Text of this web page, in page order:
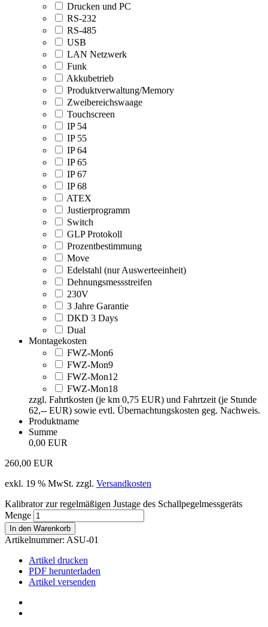
Drucken und PC
RS-232
RS-485
USB
LAN Netzwerk
Funk
Akkubetrieb
Produktverwaltung/Memory
Zweibereichswaage
Touchscreen
IP 54
IP 55
IP 64
IP 65
IP 67
IP 68
ATEX
Justierprogramm
Switch
GLP Protokoll
Prozentbestimmung
Move
Edelstahl (nur Auswerteeinheit)
Dehnungsmessstreifen
230V
3 Jahre Garantie
DKD 3 Days
Dual
Montagekosten
FWZ-Mon6
FWZ-Mon9
FWZ-Mon12
FWZ-Mon18
zzgl. Fahrtkosten (je km 0,75 EUR) und Fahrtzeit (je Stunde
62,-- EUR) sowie evtl. Übernachtungskosten geg. Nachweis.
Produktname
Summe
0,00 EUR
260,00 EUR
exkl. 19 % MwSt. zzgl. Versandkosten
Kalibrator zur regelmäßigen Justage des Schallpegelmessgeräts
Menge
In den Warenkorb
Artikelnummer: ASU-01
Artikel drucken
PDF herunterladen
Artikel versenden